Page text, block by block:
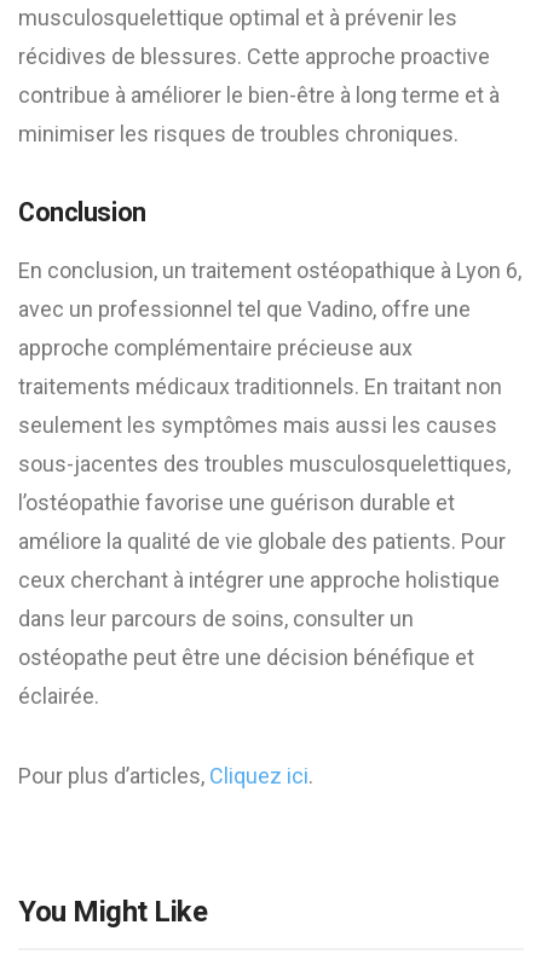
musculosquelettique optimal et à prévenir les
récidives de blessures. Cette approche proactive
contribue à améliorer le bien-être à long terme et à
minimiser les risques de troubles chroniques.
Conclusion
En conclusion, un traitement ostéopathique à Lyon 6,
avec un professionnel tel que Vadino, offre une
approche complémentaire précieuse aux
traitements médicaux traditionnels. En traitant non
seulement les symptômes mais aussi les causes
sous-jacentes des troubles musculosquelettiques,
l’ostéopathie favorise une guérison durable et
améliore la qualité de vie globale des patients. Pour
ceux cherchant à intégrer une approche holistique
dans leur parcours de soins, consulter un
ostéopathe peut être une décision bénéfique et
éclairée.
Pour plus d’articles, Cliquez ici.
You Might Like